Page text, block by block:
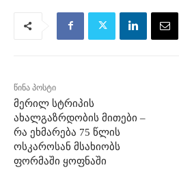
წინა პოსტი
მერილ სტრიპის
ახალგაზრდობის მითები –
რა ეხმარება 75 წლის
ოსკაროსან მსახიობს
ფორმაში ყოფნაში